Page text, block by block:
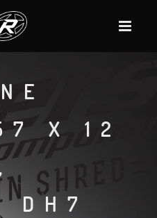
X 12
DH7